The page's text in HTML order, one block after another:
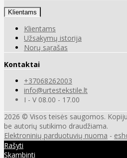
Klientams
Klientams
Užsakymų istorija
Norų sąrašas
Kontaktai
+37068262003
info@urtestekstile.lt
I - V 08.00 - 17.00
2026 © Visos teisės saugomos.
be autorių sutikimo draudžiama.
Elektroninių parduotuvių nuoma -
Rašyti
Skambinti